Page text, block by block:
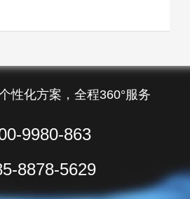
性化方案，全程360°服务
9980-863
8878-5629